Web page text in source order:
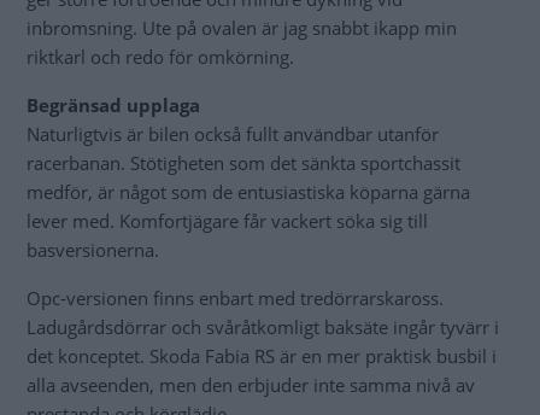
inbromsning. Ute på ovalen är jag snabbt ikapp min
riktkarl och redo för omkörning.
Begränsad upplaga
Naturligtvis är bilen också fullt användbar utanför
racerbanan. Stötigheten som det sänkta sportchassit
medför, är något som de entusiastiska köparna gärna
lever med. Komfortjägare får vackert söka sig till
basversionerna.
Opc-versionen finns enbart med tredörrarskaross.
Ladugårdsdörrar och svåråtkomligt baksäte ingår tyvärr i
det konceptet. Skoda Fabia RS är en mer praktisk busbil i
alla avseenden, men den erbjuder inte samma nivå av